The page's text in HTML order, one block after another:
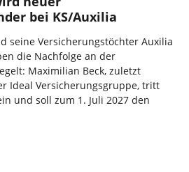
bei KS/Auxilia
seine Versicherungstöchter Auxilia
die Nachfolge an der
Maximilian Beck, zuletzt
Ideal Versicherungsgruppe, tritt
und soll zum 1. Juli 2027 den